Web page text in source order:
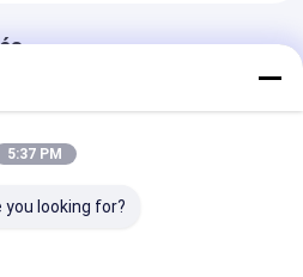
5:37 PM
looking for?